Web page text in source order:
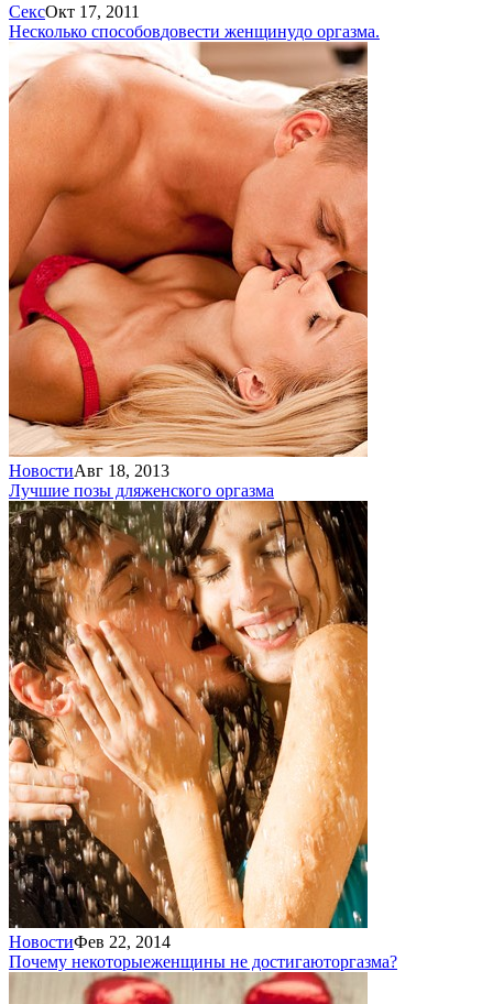
СексОкт 17, 2011
Несколько способовдовести женщинудо оргазма.
НовостиАвг 18, 2013
Лучшие позы дляженского оргазма
НовостиФев 22, 2014
Почему некоторыеженщины не достигаюторгазма?